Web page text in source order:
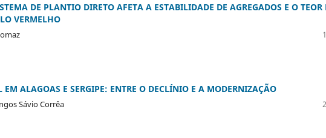
DE PLANTIO DIRETO AFETA A ESTABILIDADE DE AGREGADOS E O TEOR
VERMELHO
ALAGOAS E SERGIPE: ENTRE O DECLÍNIO E A MODERNIZAÇÃO
Sávio Corrêa